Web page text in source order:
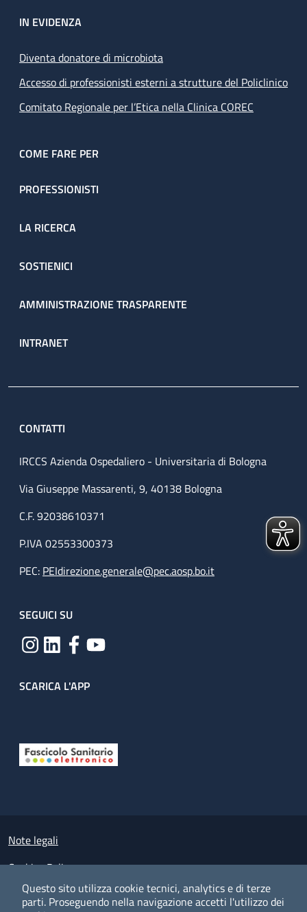
Questo sito utilizza cookie tecnici, analytics e di terze
parti. Proseguendo nella navigazione accetti l'utilizzo dei
IN EVIDENZA
Diventa donatore di microbiota
Accesso di professionisti esterni a strutture del Policlinico
Comitato Regionale per l’Etica nella Clinica COREC
COME FARE PER
PROFESSIONISTI
LA RICERCA
SOSTIENICI
AMMINISTRAZIONE TRASPARENTE
INTRANET
CONTATTI
IRCCS Azienda Ospedaliero - Universitaria di Bologna
Via Giuseppe Massarenti, 9, 40138 Bologna
C.F. 92038610371
P.IVA 02553300373
PEC: PEIdirezione.generale@pec.aosp.bo.it
SEGUICI SU
SCARICA L'APP
Small prints
Note legali
Cookies Policy
Policy privacy e protezione del dato personale